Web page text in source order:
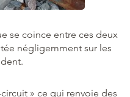
se coince entre ces deux
négligemment sur les
» ce qui renvoie des